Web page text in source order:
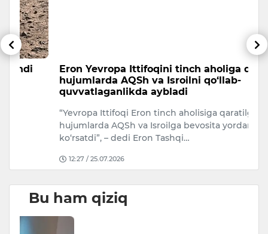
Eron Yevropa Ittifoqini tinch aholiga qarshi
hujumlarda AQSh va Isroilni qo‘llab-
quvvatlaganlikda aybladi
“Yevropa Ittifoqi Eron tinch aholisiga qaratilgan
hujumlarda AQSh va Isroilga bevosita yordam
ko‘rsatdi”, – dedi Eron Tashqi…
12:27 / 25.07.2026
Bu ham qiziq